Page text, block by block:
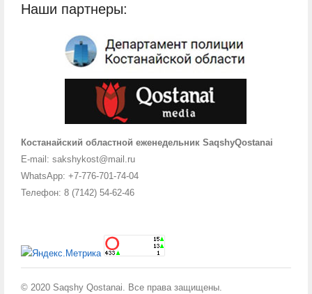
Наши партнеры:
Костанайский областной еженедельник SaqshyQostanai
E-mail: sakshykost@mail.ru
WhatsApp: +7-776-701-74-04
Телефон: 8 (7142) 54-62-46
© 2020 Saqshy Qostanai. Все права защищены.